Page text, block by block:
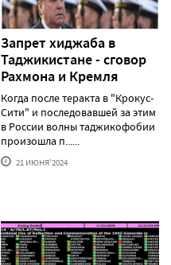
Запрет хиджаба в
Таджикистане - сговор
Рахмона и Кремля
Когда после теракта в "Крокус-
Сити" и последовавшей за этим
в России волны таджикофобии
произошла п......
21 ИЮНЯ'2024